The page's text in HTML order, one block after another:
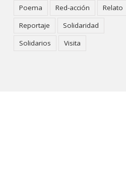
Poema
Red-acción
Relato
Reportaje
Solidaridad
Solidarios
Visita